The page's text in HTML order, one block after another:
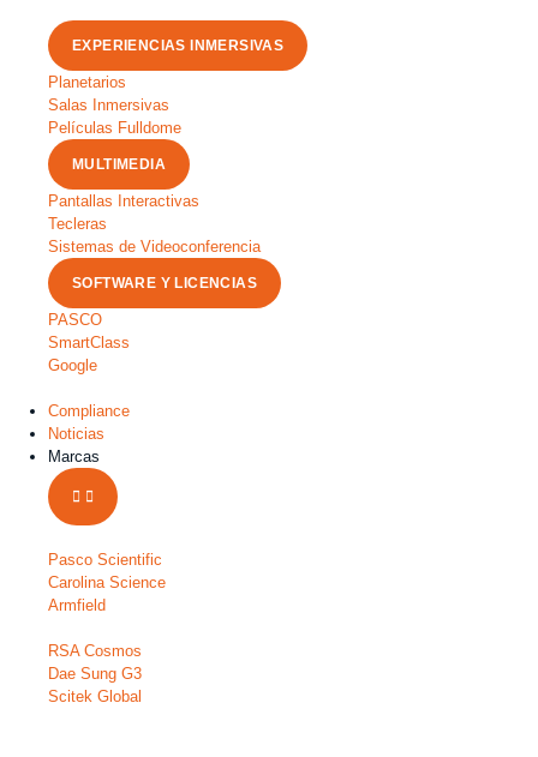
EXPERIENCIAS INMERSIVAS
Planetarios
Salas Inmersivas
Películas Fulldome
MULTIMEDIA
Pantallas Interactivas
Tecleras
Sistemas de Videoconferencia
SOFTWARE Y LICENCIAS
PASCO
SmartClass
Google
Compliance
Noticias
Marcas
Pasco Scientific
Carolina Science
Armfield
RSA Cosmos
Dae Sung G3
Scitek Global